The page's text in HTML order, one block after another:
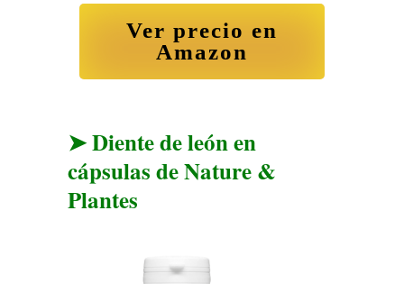
Ver precio en
Amazon
➤ Diente de león en
cápsulas de Nature &
Plantes